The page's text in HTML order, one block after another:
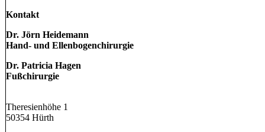
Kontakt
Dr. Jörn Heidemann
Hand- und Ellenbogenchirurgie
Dr. Patricia Hagen
Fußchirurgie
Theresienhöhe 1
50354 Hürth